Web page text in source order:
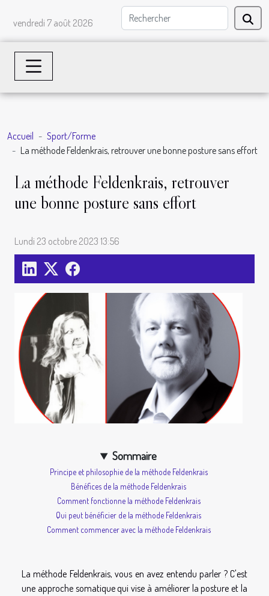
vendredi 7 août 2026
Accueil
Sport/Forme
La méthode Feldenkrais, retrouver une bonne posture sans effort
La méthode Feldenkrais, retrouver
une bonne posture sans effort
Lundi 23 octobre 2023 13:56
Sommaire
Principe et philosophie de la méthode Feldenkrais
Bénéfices de la méthode Feldenkrais
Comment fonctionne la méthode Feldenkrais
Qui peut bénéficier de la méthode Feldenkrais
Comment commencer avec la méthode Feldenkrais
La méthode Feldenkrais, vous en avez entendu parler ? C'est
une approche somatique qui vise à améliorer la posture et la